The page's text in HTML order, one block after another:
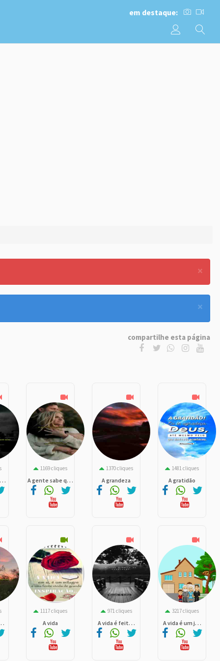
em destaque:
×
×
compartilhe esta página
.
1169 cliques
A gente sabe q. . .
1370 cliques
A grandeza
1481 cliques
A gratidão
.
1117 cliques
A vida
971 cliques
A vida é feit. . .
3217 cliques
A vida é um j. . .